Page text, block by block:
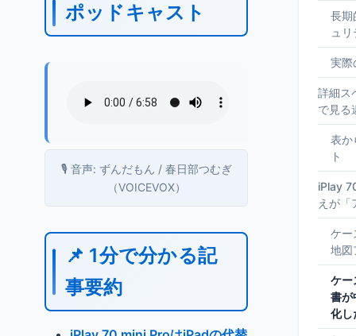
ポッドキャスト
🎙️ 音声: ずんだもん / 春日部つむぎ
（VOICEVOX）
📌 1分で分かる記
事要約
長期
ュ
実際
詳細ス
で見る
表か
ト
iPlay
えが「
ケー
地図
ケー
書が
化し